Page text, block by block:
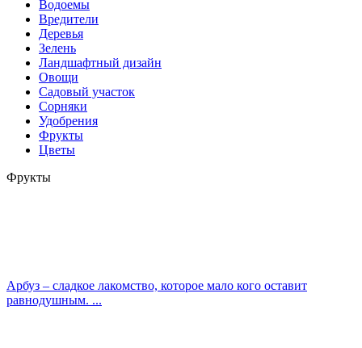
Водоемы
Вредители
Деревья
Зелень
Ландшафтный дизайн
Овощи
Садовый участок
Сорняки
Удобрения
Фрукты
Цветы
Фрукты
Арбуз – сладкое лакомство, которое мало кого оставит
равнодушным. ...